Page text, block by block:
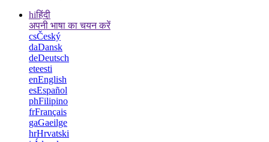
hiहिंदी
अपनी भाषा का चयन करें
csČeský
daDansk
deDeutsch
eteesti
enEnglish
esEspañol
phFilipino
frFrançais
gaGaeilge
hrHrvatski